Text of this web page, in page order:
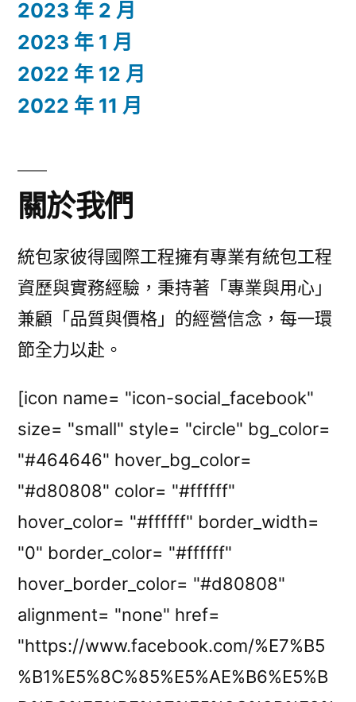
2023 年 2 月
2023 年 1 月
2022 年 12 月
2022 年 11 月
關於我們
統包家彼得國際工程擁有專業有統包工程
資歷與實務經驗，秉持著「專業與用心」
兼顧「品質與價格」的經營信念，每一環
節全力以赴。
[icon name= "icon-social_facebook"
size= "small" style= "circle" bg_color=
"#464646" hover_bg_color=
"#d80808" color= "#ffffff"
hover_color= "#ffffff" border_width=
"0" border_color= "#ffffff"
hover_border_color= "#d80808"
alignment= "none" href=
"https://www.facebook.com/%E7%B5
%B1%E5%8C%85%E5%AE%B6%E5%B